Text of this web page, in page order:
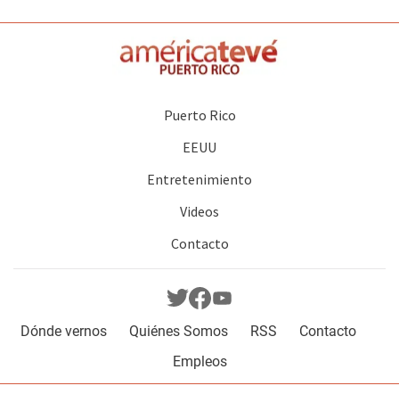
Puerto Rico
EEUU
Entretenimiento
Videos
Contacto
Dónde vernos Quiénes Somos RSS
Contacto
Empleos